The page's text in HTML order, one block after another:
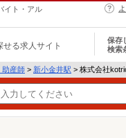
イト・アル
せる求人サイト
保存
検索
助産師 > 新小金井駅 > 株式会社